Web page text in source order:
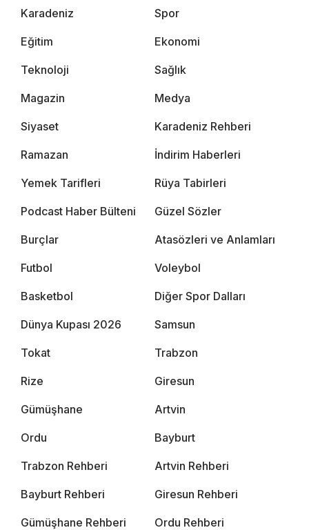
Karadeniz Spor
Eğitim Ekonomi
Teknoloji Sağlık
Magazin Medya
Siyaset Karadeniz Rehberi
Ramazan İndirim Haberleri
Yemek Tarifleri Rüya Tabirleri
Podcast Haber Bülteni Güzel Sözler
Burçlar Atasözleri ve Anlamları
Futbol Voleybol
Basketbol Diğer Spor Dalları
Dünya Kupası 2026 Samsun
Tokat Trabzon
Rize Giresun
Gümüşhane Artvin
Ordu Bayburt
Trabzon Rehberi Artvin Rehberi
Bayburt Rehberi Giresun Rehberi
Gümüşhane Rehberi Ordu Rehberi